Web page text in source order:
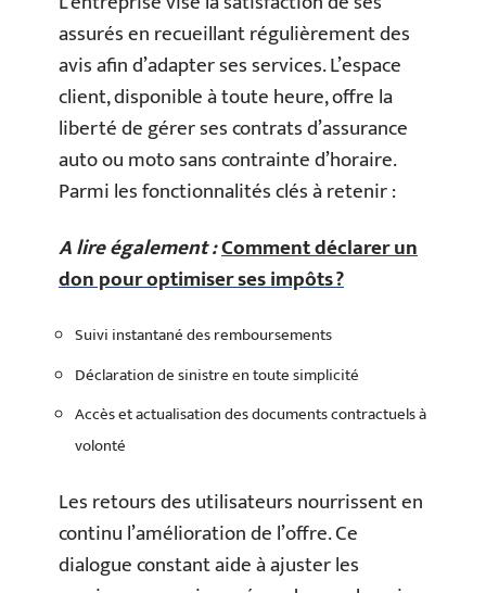
assurés en recueillant régulièrement des
avis afin d’adapter ses services. L’espace
client, disponible à toute heure, offre la
liberté de gérer ses contrats d’assurance
auto ou moto sans contrainte d’horaire.
Parmi les fonctionnalités clés à retenir :
A lire également :Comment déclarer un
don pour optimiser ses impôts ?
Suivi instantané des remboursements
Déclaration de sinistre en toute simplicité
Accès et actualisation des documents contractuels à
volonté
Les retours des utilisateurs nourrissent en
continu l’amélioration de l’offre. Ce
dialogue constant aide à ajuster les